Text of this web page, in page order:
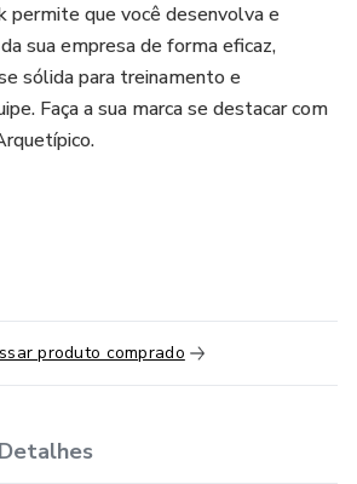
permite que você desenvolva e
sua empresa de forma eficaz,
sólida para treinamento e
Faça a sua marca se destacar com
referência do Arquétipo Criador na
com mais de 40 páginas, já
para o arquétipo Criador, basta
Implemente uma cultura
produto comprado
Detalhes